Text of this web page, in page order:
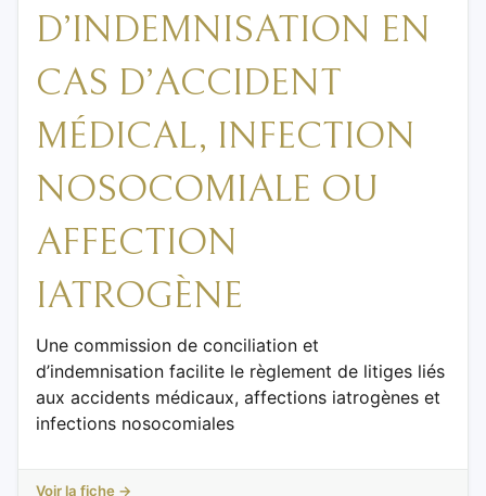
D’INDEMNISATION EN
CAS D’ACCIDENT
MÉDICAL, INFECTION
NOSOCOMIALE OU
AFFECTION
IATROGÈNE
Une commission de conciliation et
d’indemnisation facilite le règlement de litiges liés
aux accidents médicaux, affections iatrogènes et
infections nosocomiales
Voir la fiche →